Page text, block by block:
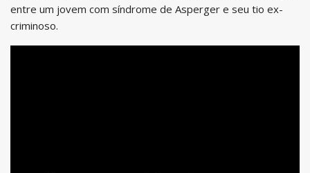
entre um jovem com síndrome de Asperger e seu tio ex-
criminoso.